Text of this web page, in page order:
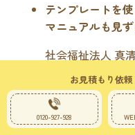
お見積もり依
0120-927-928
テンプレートを
マニュアルも見ず
社会福祉法人 真